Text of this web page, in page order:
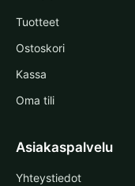
Tuotteet
Ostoskori
Kassa
Oma tili
Asiakaspalvelu
Yhteystiedot